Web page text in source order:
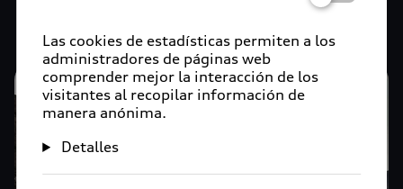
Las cookies de estadísticas permiten a los
administradores de páginas web
comprender mejor la interacción de los
visitantes al recopilar información de
manera anónima.
Detalles